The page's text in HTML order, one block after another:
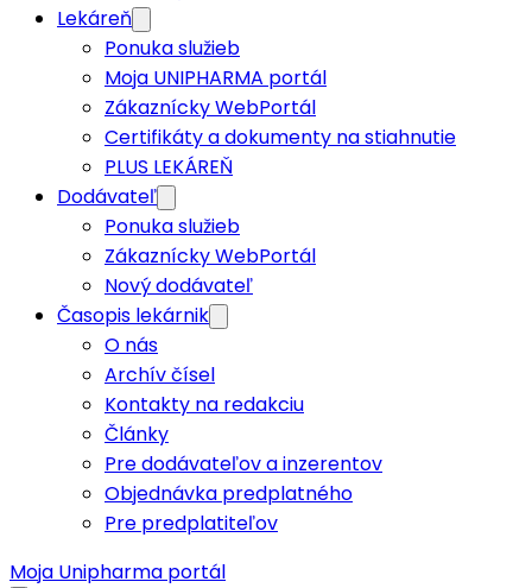
Lekáreň
Ponuka služieb
Moja UNIPHARMA portál
Zákaznícky WebPortál
Certifikáty a dokumenty na stiahnutie
PLUS LEKÁREŇ
Dodávateľ
Ponuka služieb
Zákaznícky WebPortál
Nový dodávateľ
Časopis lekárnik
O nás
Archív čísel
Kontakty na redakciu
Články
Pre dodávateľov a inzerentov
Objednávka predplatného
Pre predplatiteľov
Moja Unipharma portál